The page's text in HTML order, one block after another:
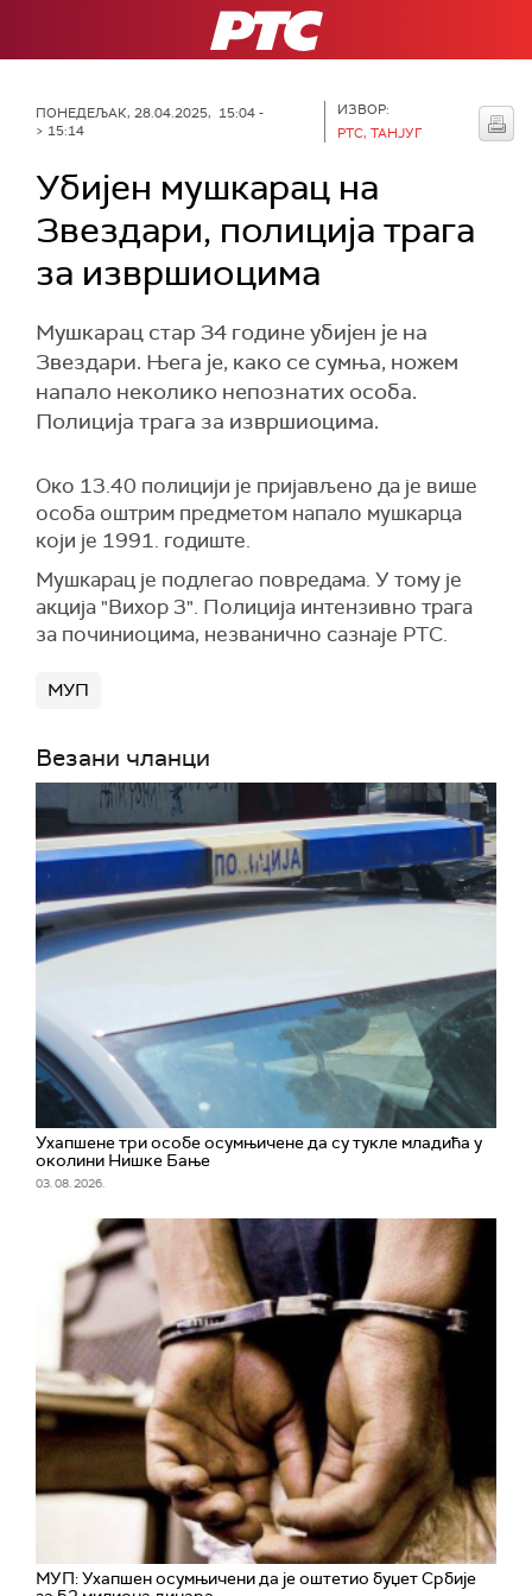
РТС
ПОНЕДЕЉАК, 28.04.2025, 15:04 -
> 15:14
ИЗВОР:
РТС, ТАНЈУГ
Убијен мушкарац на
Звездари, полиција трага
за извршиоцима
Мушкарац стар 34 године убијен је на
Звездари. Њега је, како се сумња, ножем
напало неколико непознатих особа.
Полиција трага за извршиоцима.
Око 13.40 полицији је пријављено да је више
особа оштрим предметом напало мушкарца
који је 1991. годиште.
Мушкарац је подлегао повредама. У тому је
акција "Вихор 3". Полиција интензивно трага
за починиоцима, незванично сазнаје РТС.
МУП
Везани чланци
Ухапшенe три особе осумњичене да су тукле младића у
околини Нишке Бање
03. 08. 2026.
МУП: Ухапшен осумњичени да је оштетио буџет Србије